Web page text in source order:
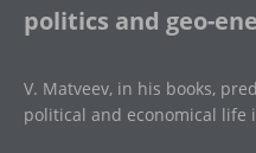
politics and geo-
V. Matveev, in his books,
political and economical life